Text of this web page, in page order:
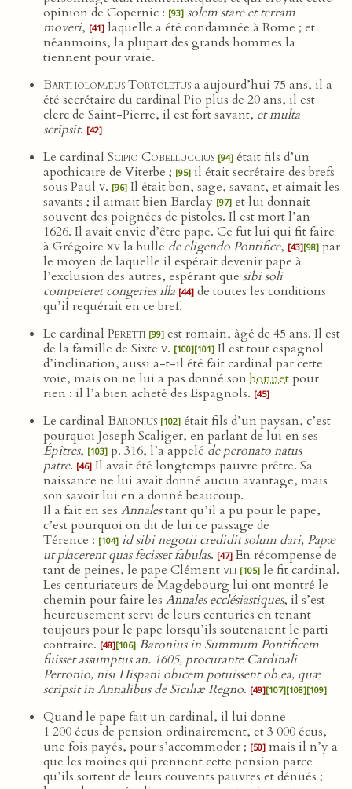
opinion de Copernic : [93] solem stare et terram
moveri, [41] laquelle a été condamnée à Rome ; et
néanmoins, la plupart des grands hommes la
tiennent pour vraie.
Bartholomæus Tortoletusa aujourd’hui 75 ans, il a
été secrétaire du cardinal Pio plus de 20 ans, il est
clerc de Saint-Pierre, il est fort savant, et multa
scripsit. [42]
Le cardinal Scipio Cobelluccius [94] était fils d’un
apothicaire de Viterbe ; [95] il était secrétaire des brefs
sous Paul v. [96] Il était bon, sage, savant, et aimait les
savants ; il aimait bien Barclay [97] et lui donnait
souvent des poignées de pistoles. Il est mort l’an
1626. Il avait envie d’être pape. Ce fut lui qui fit faire
à Grégoire xvla bulle de eligendo Pontifice, [43][98] par
le moyen de laquelle il espérait devenir pape à
l’exclusion des autres, espérant que sibi soli
competeret congeries illa [44] de toutes les conditions
qu’il requérait en ce bref.
Le cardinal Peretti [99] est romain, âgé de 45 ans. Il est
de la famille de Sixte v. [100][101] Il est tout espagnol
d’inclination, aussi a-t-il été fait cardinal par cette
voie, mais on ne lui a pas donné sonbonnetpour
rien : il l’a bien acheté des Espagnols. [45]
Le cardinal Baronius [102] était fils d’un paysan, c’est
pourquoi Joseph Scaliger, en parlant de lui en ses
Épîtres, [103] p. 316, l’a appelé de peronato natus
patre. [46] Il avait été longtemps pauvre prêtre. Sa
naissance ne lui avait donné aucun avantage, mais
son savoir lui en a donné beaucoup.
Il a fait en ses Annalestant qu’il a pu pour le pape,
c’est pourquoi on dit de lui ce passage de
Térence : [104] id sibi negotii credidit solum dari, Papæ
ut placerent quas fecisset fabulas. [47] En récompense de
tant de peines, le pape Clémentviii [105] le fit cardinal.
Les centuriateurs de Magdebourg lui ont montré le
chemin pour faire les Annales ecclésiastiques, il s’est
heureusement servi de leurs centuries en tenant
toujours pour le pape lorsqu’ils soutenaient le parti
contraire. [48][106] Baronius in Summum Pontificem
fuisset assumptus an. 1605, procurante Cardinali
Perronio, nisi Hispani obicem potuissent ob ea, quæ
scripsit in Annalibus de Siciliæ Regno. [49][107][108][109]
Quand le pape fait un cardinal, il lui donne
1 200 écus de pension ordinairement, et 3 000 écus,
une fois payés, pour s’accommoder ; [50] mais il n’y a
que les moines qui prennent cette pension parce
qu’ils sortent de leurs couvents pauvres et dénués ;